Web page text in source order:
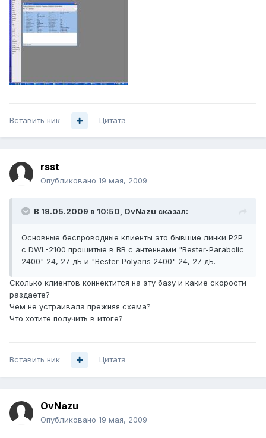
Вставить ник Цитата
rsst
Опубликовано 19 мая, 2009
В 19.05.2009 в 10:50, OvNazu сказал:
Основные беспроводные клиенты это бывшие линки P2P
c DWL-2100 прошитые в BB с антеннами "Bester-Parabolic
2400" 24, 27 дБ и "Bester-Polyaris 2400" 24, 27 дБ.
Сколько клиентов коннектится на эту базу и какие скорости
раздаете?
Чем не устраивала прежняя схема?
Что хотите получить в итоге?
Вставить ник Цитата
OvNazu
Опубликовано 19 мая, 2009